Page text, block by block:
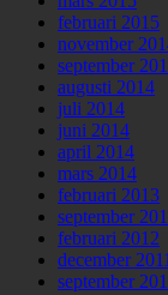
februari 2015
november
september
augusti 2014
juli 2014
juni 2014
april 2014
mars 2014
februari 2013
september
februari 2012
december 2011
september